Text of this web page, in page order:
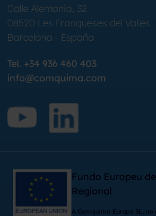
Calle Alemania, 32
08520 Les Franqueses del Valles
Barcelona - España
Tel. +34 936 460 403
info@comquima.com
Fundo Europeu
Regional
A Comquima Europe SL,